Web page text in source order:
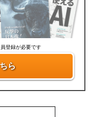
登録が必要です
ら